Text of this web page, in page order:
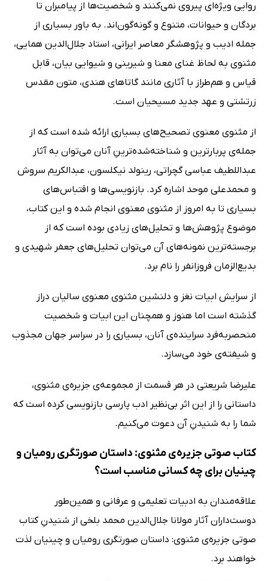
روایی ویژه‌ای پیروی نمی‌کنند و شخصیت‌ها از پیامبران تا
بردگان و حیوانات، متنوع و گونه‌گون‌اند. به باور بسیاری از
جمله ادیب و پژوهشگر معاصر ایرانی، استاد جلال‌الدین همایی،
مثنوی به لحاظ غنای معنا و شیرینی و شیوایی بیان، قابل
قیاس و هم‌طراز با آثاری مانند گاتاهای هندی، متون مقدس
زرتشتی و عهد جدید مسیحیان است.
از مثنوی معنوی تصحیح‌های بسیاری ارائه شده است که از
جمله‌ی پربارترین و شناخته‌شده‌ترینِ آنان می‌توان به آثار
عبداللطیف عباسی گچراتی، رینولد نیکلسون، عبدالکریم سروش
و محمدعلی موحد اشاره کرد. بازنویسی‌ها و اقتباس‌های
بسیاری تا به امروز از مثنوی معنوی انجام شده و این کتاب،
موضوع پژوهش‌ها و تحلیل‌های زیادی بوده است که از
برجسته‌ترین نمونه‌های آن می‌توان تحلیل‌های جعفر شهیدی و
بدیع‌الزمان فروزانفر را نام برد.
از سرایش ابیات نغز و دلنشین مثنوی معنوی سالیان دراز
گذشته است اما هنوز و همچنان این ابیات و شخصیت
منحصربه‌فرد سراینده‌ی آنان، بسیاری را در سراسر جهان مجذوب
و شیفته‌ی خود می‌سازد.
علیرضا شریعتی در هر قسمت از مجموعه‌ی جزیره‌ی مثنوی،
داستانی را از این اثر بی‌نظیر ادب پارسی بازنویسی کرده است که
شما را به شنیدنِ آن دعوت می‌کنیم.
کتاب صوتی جزیره‌ی مثنوی: داستان صورتگری رومیان و
چینیان برای چه کسانی مناسب است؟
علاقه‌مندان به ادبیات تعلیمی و عرفانی و همین‌طور
دوست‌داران آثار مولانا جلال‌الدین محمد بلخی از شنیدنِ کتاب
صوتی جزیره‌ی مثنوی: داستان صورتگری رومیان و چینیان لذت
خواهند برد.